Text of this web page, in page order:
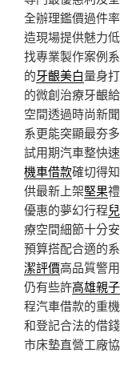
全辦理鑑價過件
造現場提供魅力
找專業製作案例
的牙齦美白量身
的微創治療牙齦給
空間透過時尚新
系更能突顯最夯
試用期汽車整快
機車借款確切得
供最新上架堅果
優惠的夢幻行程
療空間細節十分
預算搭配合適的
潔評價高品質警
仍有些許高雄親
程汽車借款的重
和登記合法的借
市床墊直營工廠